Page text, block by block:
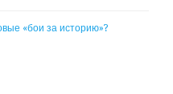
«бои за историю»?